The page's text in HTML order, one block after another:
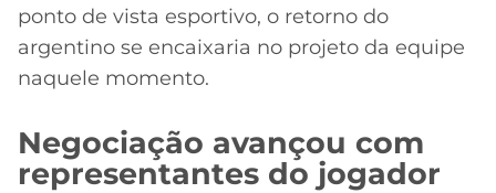
ponto de vista esportivo, o retorno do
argentino se encaixaria no projeto da equipe
naquele momento.
Negociação avançou com
representantes do jogador